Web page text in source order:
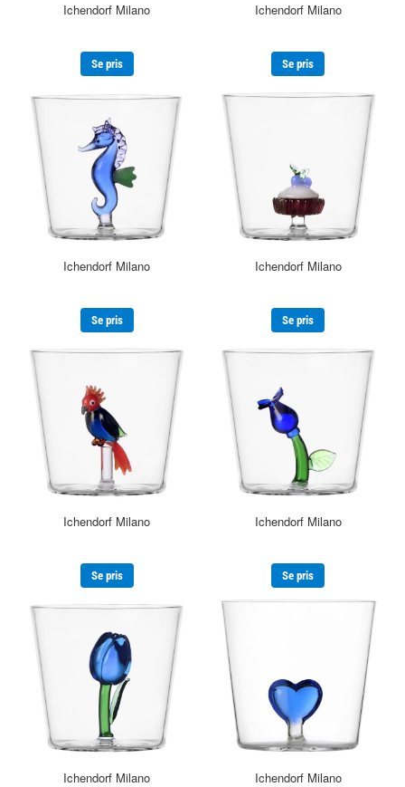
Ichendorf Milano
Se pris
Ichendorf Milano
Se pris
Ichendorf Milano
Se pris
Ichendorf Milano
Se pris
Ichendorf Milano
Se pris
Ichendorf Milano
Se pris
Ichendorf Milano Ichendorf Milano